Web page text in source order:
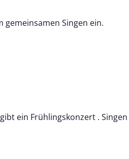
gemeinsamen Singen ein.
ein Frühlingskonzert . Singen